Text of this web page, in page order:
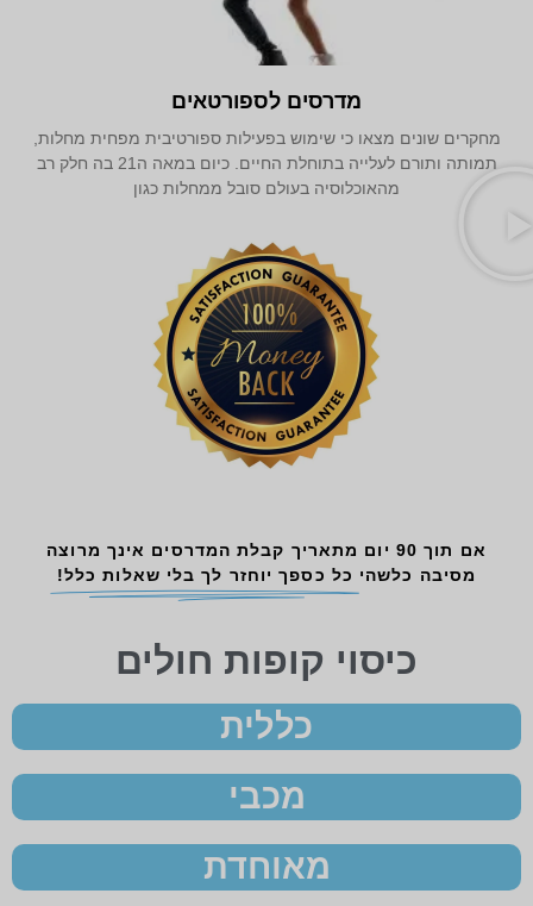
מדרסים לספורטאים
מחקרים שונים מצאו כי שימוש בפעילות ספורטיבית מפחית מחלות,
תמותה ותורם לעלייה בתוחלת החיים. כיום במאה ה21 בה חלק רב
מהאוכלוסיה בעולם סובל ממחלות כגון
אם תוך 90 יום מתאריך קבלת המדרסים אינך מרוצה
מסיבה כלשהי כל כספך יוחזר לך בלי שאלות כלל!
כיסוי קופות חולים
כללית
מכבי
מאוחדת